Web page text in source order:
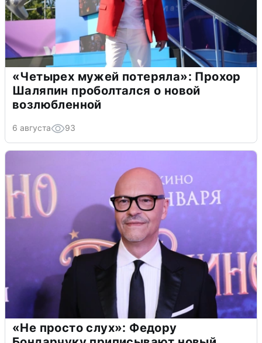
«Четырех мужей потеряла»: Прохор
Шаляпин проболтался о новой
возлюбленной
6 августа 93
«Не просто слух»: Федору